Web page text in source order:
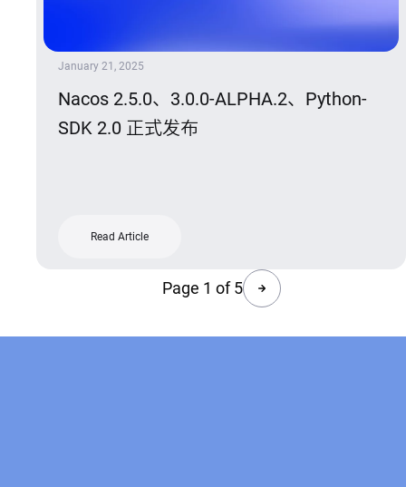
January 21, 2025
Nacos 2.5.0、3.0.0-ALPHA.2、Python-
SDK 2.0 正式发布
Read Article
Page 1 of 5